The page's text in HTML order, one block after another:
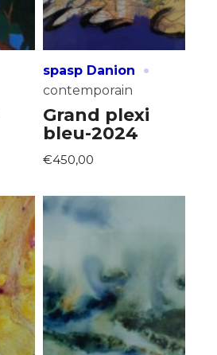
spasp Danion ·
contemporain
Grand plexi
bleu-2024
€450,00